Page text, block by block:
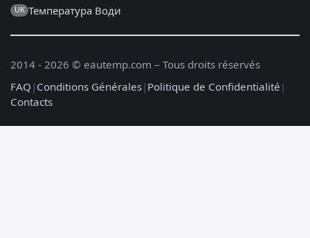
UK Температура Води
2014 - 2026 © eautemp.com – Tous droits réservés
FAQ | Conditions Générales| Politique de Confidentialité |
Contacts